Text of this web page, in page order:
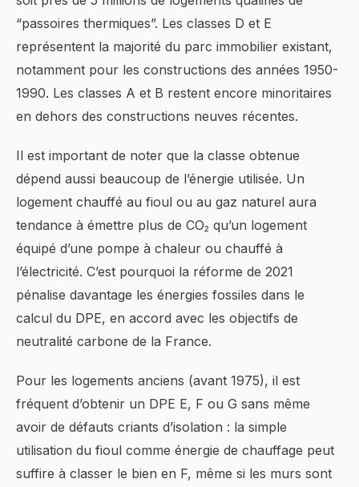
“passoires thermiques”. Les classes D et E
représentent la majorité du parc immobilier existant,
notamment pour les constructions des années 1950-
1990. Les classes A et B restent encore minoritaires
en dehors des constructions neuves récentes.
Il est important de noter que la classe obtenue
dépend aussi beaucoup de l’énergie utilisée. Un
logement chauffé au fioul ou au gaz naturel aura
tendance à émettre plus de CO₂ qu’un logement
équipé d’une pompe à chaleur ou chauffé à
l’électricité. C’est pourquoi la réforme de 2021
pénalise davantage les énergies fossiles dans le
calcul du DPE, en accord avec les objectifs de
neutralité carbone de la France.
Pour les logements anciens (avant 1975), il est
fréquent d’obtenir un DPE E, F ou G sans même
avoir de défauts criants d’isolation : la simple
utilisation du fioul comme énergie de chauffage peut
suffire à classer le bien en F, même si les murs sont